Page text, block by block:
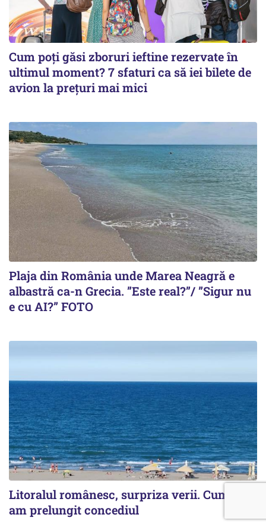
Cum poți găsi zboruri ieftine rezervate în
ultimul moment? 7 sfaturi ca să iei bilete de
avion la prețuri mai mici
Plaja din România unde Marea Neagră e
albastră ca-n Grecia. ”Este real?”/ ”Sigur nu
e cu AI?” FOTO
Litoralul românesc, surpriza verii. Cum mi-
am prelungit concediul